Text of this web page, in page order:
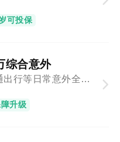
可投保
综合意外
顶梁柱必备 交通出行等日常意外全覆盖
升级